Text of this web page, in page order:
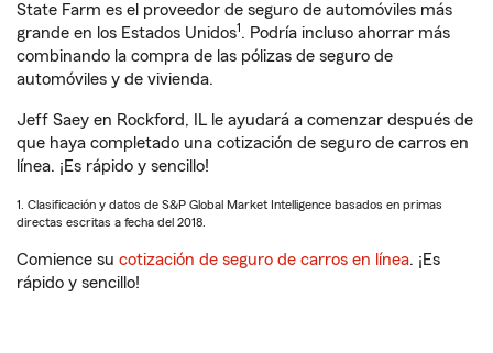
State Farm es el proveedor de seguro de automóviles más
grande en los Estados Unidos1. Podría incluso ahorrar más
combinando la compra de las pólizas de seguro de
automóviles y de vivienda.
Jeff Saey en Rockford, IL le ayudará a comenzar después de
que haya completado una cotización de seguro de carros en
línea. ¡Es rápido y sencillo!
1. Clasificación y datos de S&P Global Market Intelligence basados en primas
directas escritas a fecha del 2018.
Comience su cotización de seguro de carros en línea. ¡Es
rápido y sencillo!